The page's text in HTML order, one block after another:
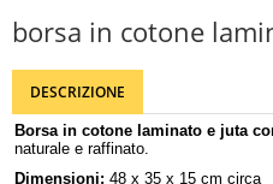
borsa in cotone
DESCRIZIONE
Borsa in cotone laminato e juta
naturale e raffinato.
Dimensioni: 48 x 35 x 15 cm circa